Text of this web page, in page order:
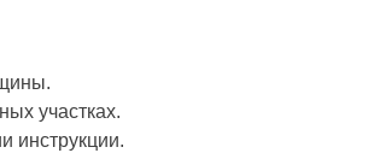
участках.
инструкции.